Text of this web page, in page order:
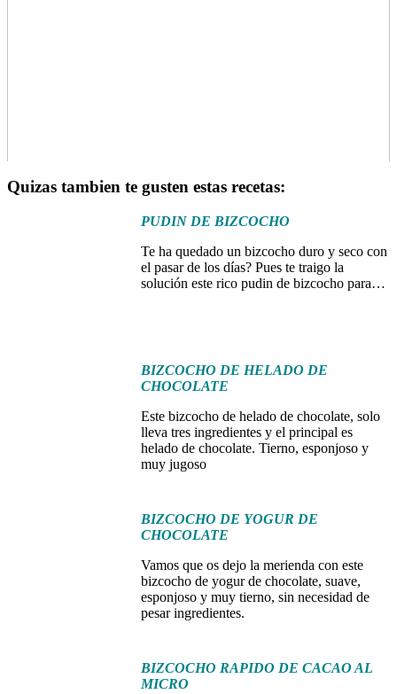
Quizas tambien te gusten estas recetas:
PUDIN DE BIZCOCHO
Te ha quedado un bizcocho duro y seco con
el pasar de los días? Pues te traigo la
solución este rico pudin de bizcocho para…
BIZCOCHO DE HELADO DE
CHOCOLATE
Este bizcocho de helado de chocolate, solo
lleva tres ingredientes y el principal es
helado de chocolate. Tierno, esponjoso y
muy jugoso
BIZCOCHO DE YOGUR DE
CHOCOLATE
Vamos que os dejo la merienda con este
bizcocho de yogur de chocolate, suave,
esponjoso y muy tierno, sin necesidad de
pesar ingredientes.
BIZCOCHO RAPIDO DE CACAO AL
MICRO